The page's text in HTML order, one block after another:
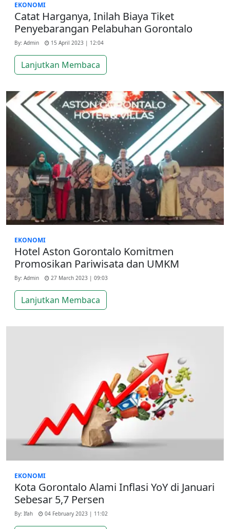
EKONOMI
Catat Harganya, Inilah Biaya Tiket
Penyebarangan Pelabuhan Gorontalo
By: Admin 15 April 2023 | 12:04
Lanjutkan Membaca
EKONOMI
Hotel Aston Gorontalo Komitmen
Promosikan Pariwisata dan UMKM
By: Admin 27 March 2023 | 09:03
Lanjutkan Membaca
EKONOMI
Kota Gorontalo Alami Inflasi YoY di Januari
Sebesar 5,7 Persen
By: Ifah 04 February 2023 | 11:02